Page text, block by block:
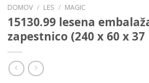
DOMOV / LES / MAGIC
15130.99 lesena
zapestnico (240 x 60 x